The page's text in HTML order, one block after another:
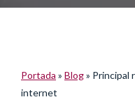
Portada » Blog» Principal
internet